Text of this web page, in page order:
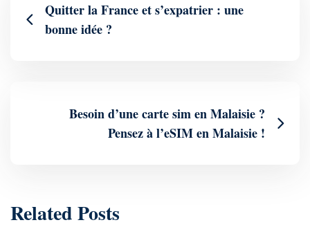
Quitter la France et s’expatrier : une
bonne idée ?
Besoin d’une carte sim en Malaisie ?
Pensez à l’eSIM en Malaisie !
Related Posts